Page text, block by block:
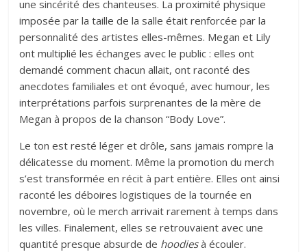
une sincérité des chanteuses. La proximité physique
imposée par la taille de la salle était renforcée par la
personnalité des artistes elles-mêmes. Megan et Lily
ont multiplié les échanges avec le public : elles ont
demandé comment chacun allait, ont raconté des
anecdotes familiales et ont évoqué, avec humour, les
interprétations parfois surprenantes de la mère de
Megan à propos de la chanson “Body Love”.
Le ton est resté léger et drôle, sans jamais rompre la
délicatesse du moment. Même la promotion du merch
s’est transformée en récit à part entière. Elles ont ainsi
raconté les déboires logistiques de la tournée en
novembre, où le merch arrivait rarement à temps dans
les villes. Finalement, elles se retrouvaient avec une
quantité presque absurde de hoodiesà écouler.